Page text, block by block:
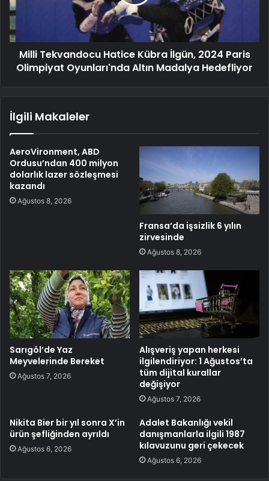
Milli Tekvandocu Hatice Kübra İlgün, 2024 Paris
Olimpiyat Oyunları'nda Altın Madalya Hedefliyor
İlgili Makaleler
AeroVironment, ABD
Ordusu’ndan 400 milyon
dolarlık lazer sözleşmesi
kazandı
Ağustos 8, 2026
Fransa’da işsizlik 6 yılın
zirvesinde
Ağustos 8, 2026
Sarıgöl’de Yaz
Meyvelerinde Bereket
Ağustos 7, 2026
Alışveriş yapan herkesi
ilgilendiriyor: 1 Ağustos’ta
tüm dijital kurallar
değişiyor
Ağustos 7, 2026
Nikita Bier bir yıl sonra X’in
ürün şefliğinden ayrıldı
Ağustos 6, 2026
Adalet Bakanlığı vekil
danışmanlarla ilgili 1987
kılavuzunu geri çekecek
Ağustos 6, 2026